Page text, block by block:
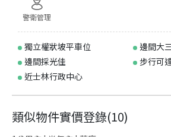
警衛管理
獨立權狀坡平車位
邊間大
邊間採光佳
步行可
近士林行政中心
類似物件實價登錄(10)